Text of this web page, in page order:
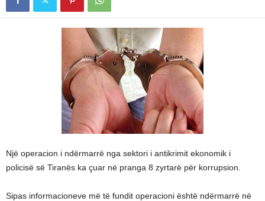
Një operacion i ndërmarrë nga sektori i antikrimit ekonomik i
policisë së Tiranës ka çuar në pranga 8 zyrtarë për korrupsion.
Sipas informacioneve më të fundit operacioni është ndërmarrë në